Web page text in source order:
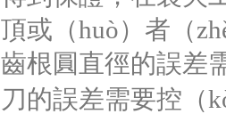
或（huò）者（
根圓直徑的誤差
刀的誤差需要控